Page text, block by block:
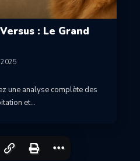
: Le Grand
2025
une analyse complète des
et…
Plus